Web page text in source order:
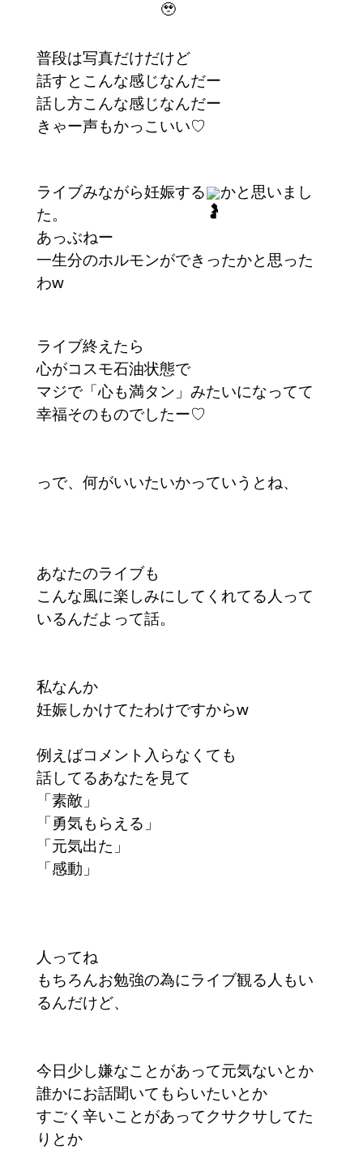
普段は写真だけだけど
話すとこんな感じなんだー
話し方こんな感じなんだー
きゃー声もかっこいい♡
ライブみながら妊娠する
かと思いまし
た。
あっぶねー
一生分のホルモンができったかと思った
わw
ライブ終えたら
心がコスモ石油状態で
マジで「心も満タン」みたいになってて
幸福そのものでしたー♡
っで、何がいいたいかっていうとね、
あなたのライブも
こんな風に楽しみにしてくれてる人って
いるんだよって話。
私なんか
妊娠しかけてたわけですからw
例えばコメント入らなくても
話してるあなたを見て
「素敵」
「勇気もらえる」
「元気出た」
「感動」
人ってね
もちろんお勉強の為にライブ観る人もい
るんだけど、
今日少し嫌なことがあって元気ないとか
誰かにお話聞いてもらいたいとか
すごく辛いことがあってクサクサしてた
りとか